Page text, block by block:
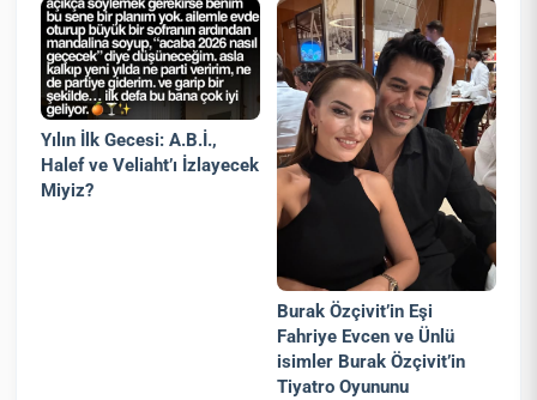
Yılın İlk Gecesi: A.B.İ.,
Halef ve Veliaht’ı İzlayecek
Miyiz?
Burak Özçivit’in Eşi
Fahriye Evcen ve Ünlü
isimler Burak Özçivit’in
Tiyatro Oyununu